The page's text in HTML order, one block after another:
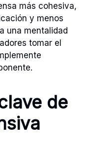
más cohesiva,
y menos
una mentalidad
tomar el
de